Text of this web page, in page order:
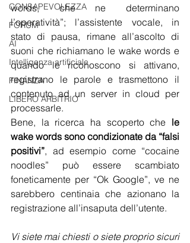
CONSAPEVOLEZZA
FORUM
AI
Intelligenza artificiale
FINANZA
LIBERO ARBITRIO
words, che ne determinano
l’operatività”; l’assistente vocale, in
stato di pausa, rimane all’ascolto di
suoni che richiamano le wake words e
quando le riconoscono si attivano,
registrano le parole e trasmettono il
contenuto ad un server in cloud per
processarle.
Bene, la ricerca ha scoperto che le
wake words sono condizionate da “falsi
positivi”, ad esempio come “cocaine
noodles” può essere scambiato
foneticamente per “Ok Google”, ve ne
sarebbero centinaia che azionano la
registrazione all’insaputa dell’utente.
Vi siete mai chiesti o siete proprio sicuri